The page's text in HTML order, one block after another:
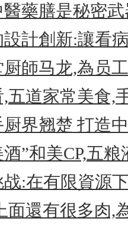
藥膳是秘密
計創新:讓看
師马龙,為员
五道家常美食,
界翘楚 打造
”和美CP,五
:在有限資源
面還有很多肉,